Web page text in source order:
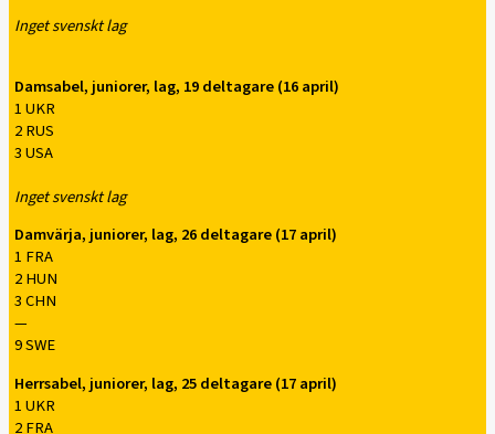
Inget svenskt lag
Damsabel, juniorer, lag, 19 deltagare (16 april)
1 UKR
2 RUS
3 USA
Inget svenskt lag
Damvärja, juniorer, lag, 26 deltagare (17 april)
1 FRA
2 HUN
3 CHN
—
9 SWE
Herrsabel, juniorer, lag, 25 deltagare (17 april)
1 UKR
2 FRA